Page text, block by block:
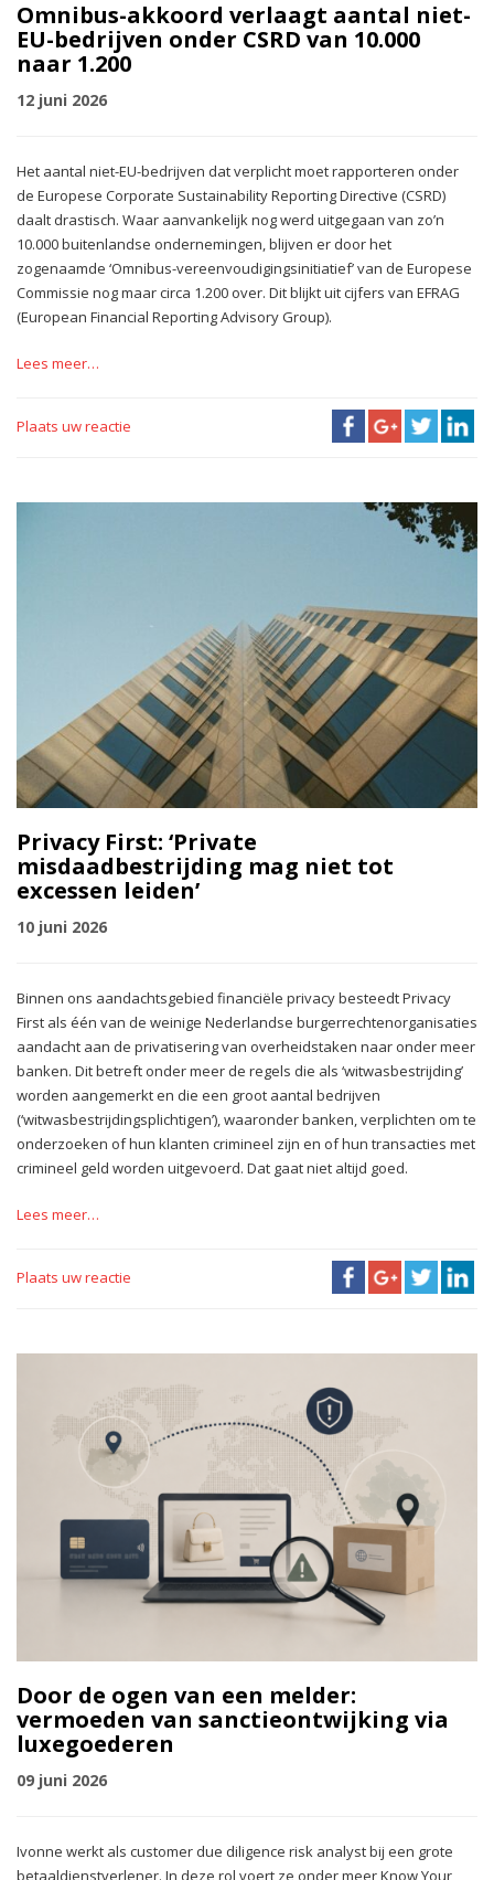
Omnibus-akkoord verlaagt aantal niet-
EU-bedrijven onder CSRD van 10.000
naar 1.200
12 juni 2026
Het aantal niet-EU-bedrijven dat verplicht moet rapporteren onder
de Europese Corporate Sustainability Reporting Directive (CSRD)
daalt drastisch. Waar aanvankelijk nog werd uitgegaan van zo’n
10.000 buitenlandse ondernemingen, blijven er door het
zogenaamde ‘Omnibus-vereenvoudigingsinitiatief’ van de Europese
Commissie nog maar circa 1.200 over. Dit blijkt uit cijfers van EFRAG
(European Financial Reporting Advisory Group).
Lees meer…
Plaats uw reactie
Privacy First: ‘Private
misdaadbestrijding mag niet tot
excessen leiden’
10 juni 2026
Binnen ons aandachtsgebied financiële privacy besteedt Privacy
First als één van de weinige Nederlandse burgerrechtenorganisaties
aandacht aan de privatisering van overheidstaken naar onder meer
banken. Dit betreft onder meer de regels die als ‘witwasbestrijding’
worden aangemerkt en die een groot aantal bedrijven
(‘witwasbestrijdingsplichtigen’), waaronder banken, verplichten om te
onderzoeken of hun klanten crimineel zijn en of hun transacties met
crimineel geld worden uitgevoerd. Dat gaat niet altijd goed.
Lees meer…
Plaats uw reactie
Door de ogen van een melder:
vermoeden van sanctieontwijking via
luxegoederen
09 juni 2026
Ivonne werkt als customer due diligence risk analyst bij een grote
betaaldienstverlener. In deze rol voert ze onder meer Know Your